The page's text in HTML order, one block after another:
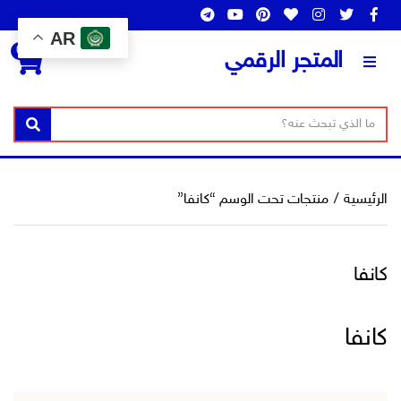
المتجر الرقمي
س
ا
ن
ف
ص
ا
ب
ح
بحث
0
الرئيسية / منتجات تحت الوسم “كانفا”
كانفا
كانفا
AR